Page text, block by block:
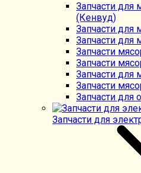
Запчасти для
(Кенвуд)
Запчасти для
Запчасти для
Запчасти
Запчасти
Запчасти для
Запчасти
Запчасти для
Запчасти для